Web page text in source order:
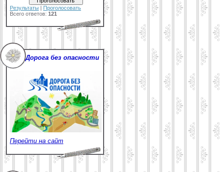
Результаты | Проголосовать
Всего ответов: 121
Дорога без опасности
Перейти на сайт